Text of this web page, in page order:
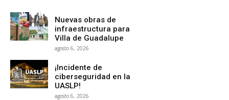
Nuevas obras de
infraestructura para
Villa de Guadalupe
agosto 6, 2026
¡Incidente de
ciberseguridad en la
UASLP!
agosto 6, 2026